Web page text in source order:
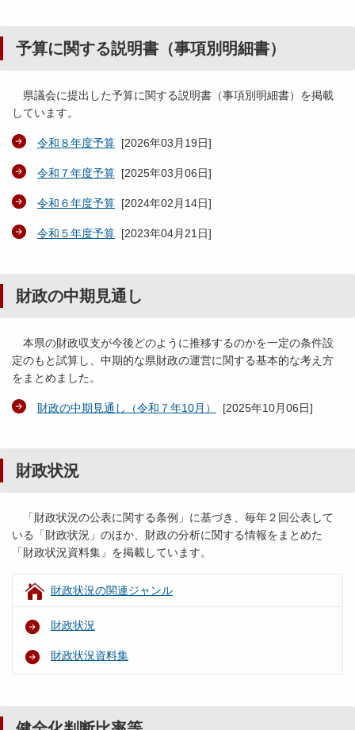
予算に関する説明書（事項別明細書）
県議会に提出した予算に関する説明書（事項別明細書）を掲載
しています。
令和８年度予算 [2026年03月19日]
令和７年度予算 [2025年03月06日]
令和６年度予算 [2024年02月14日]
令和５年度予算 [2023年04月21日]
財政の中期見通し
本県の財政収支が今後どのように推移するのかを一定の条件設
定のもと試算し、中期的な県財政の運営に関する基本的な考え方
をまとめました。
財政の中期見通し（令和７年10月） [2025年10月06日]
財政状況
「財政状況の公表に関する条例」に基づき、毎年２回公表して
いる「財政状況」のほか、財政の分析に関する情報をまとめた
「財政状況資料集」を掲載しています。
財政状況の関連ジャンル
財政状況
財政状況資料集